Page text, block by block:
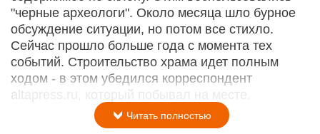
"черные археологи". Около месяца шло бурное
обсуждение ситуации, но потом все стихло.
Сейчас прошло больше года с момента тех
событий. Строительство храма идет полным
ходом - в этом убедился корреспондент
altapress.ru, который побывал на месте.
Читать полностью